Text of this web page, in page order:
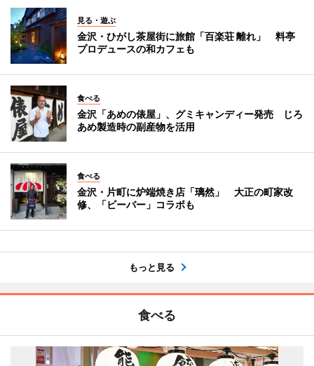
見る・遊ぶ
金沢・ひがし茶屋街に旅館「百楽荘 離れ」 料亭
プロデュースの和カフェも
食べる
金沢「あめの俵屋」、グミキャンディー発売 じろ
あめ製造時の副産物を活用
食べる
金沢・片町に炉端焼き店「璃然」 大正の町家改
修、「ビーバー」コラボも
もっと見る
食べる